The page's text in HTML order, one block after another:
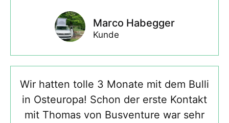
Marco Habegger
Kunde
Wir hatten tolle 3 Monate mit dem Bulli
in Osteuropa! Schon der erste Kontakt
mit Thomas von Busventure war sehr